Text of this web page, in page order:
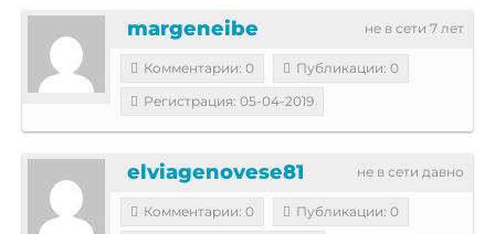
не в сети 7 лет
margeneibe
Комментарии: 0
Публикации: 0
Регистрация: 05-04-2019
не в сети давно
elviagenovese81
Комментарии: 0
Публикации: 0